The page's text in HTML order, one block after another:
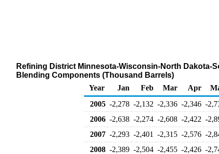
Refining District Minnesota-Wisconsin-North Dakota-
Blending Components (Thousand Barrels)
Year
Jan Feb Mar Apr
2005 -2,278 -2,132 -2,336 -2,346 -
2006 -2,638 -2,274 -2,608 -2,422 -
2007 -2,293 -2,401 -2,315 -2,576 -
2008 -2,389 -2,504 -2,455 -2,426 -